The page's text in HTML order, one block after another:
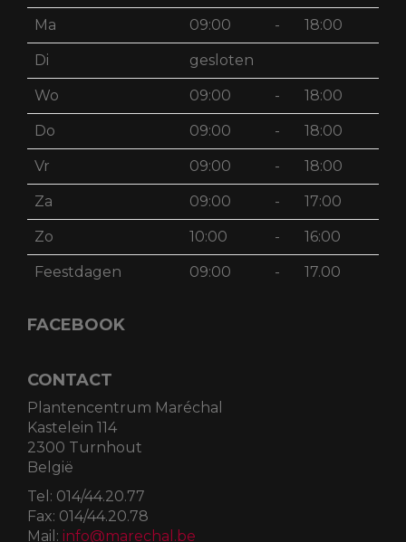
Ma 09:00 - 18:00
Di gesloten
Wo 09:00 - 18:00
Do 09:00 - 18:00
Vr 09:00 - 18:00
Za 09:00 - 17:00
Zo 10:00 - 16:00
Feestdagen 09:00 - 17.00
FACEBOOK
CONTACT
Plantencentrum Maréchal
Kastelein 114
2300 Turnhout
België
Tel: 014/44.20.77
Fax: 014/44.20.78
Mail: info@marechal.be